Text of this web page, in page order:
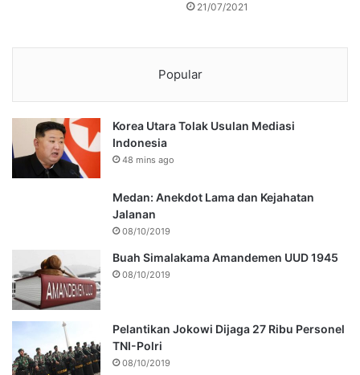
21/07/2021
Popular
Korea Utara Tolak Usulan Mediasi
Indonesia
48 mins ago
Medan: Anekdot Lama dan Kejahatan
Jalanan
08/10/2019
Buah Simalakama Amandemen UUD 1945
08/10/2019
Pelantikan Jokowi Dijaga 27 Ribu Personel
TNI-Polri
08/10/2019